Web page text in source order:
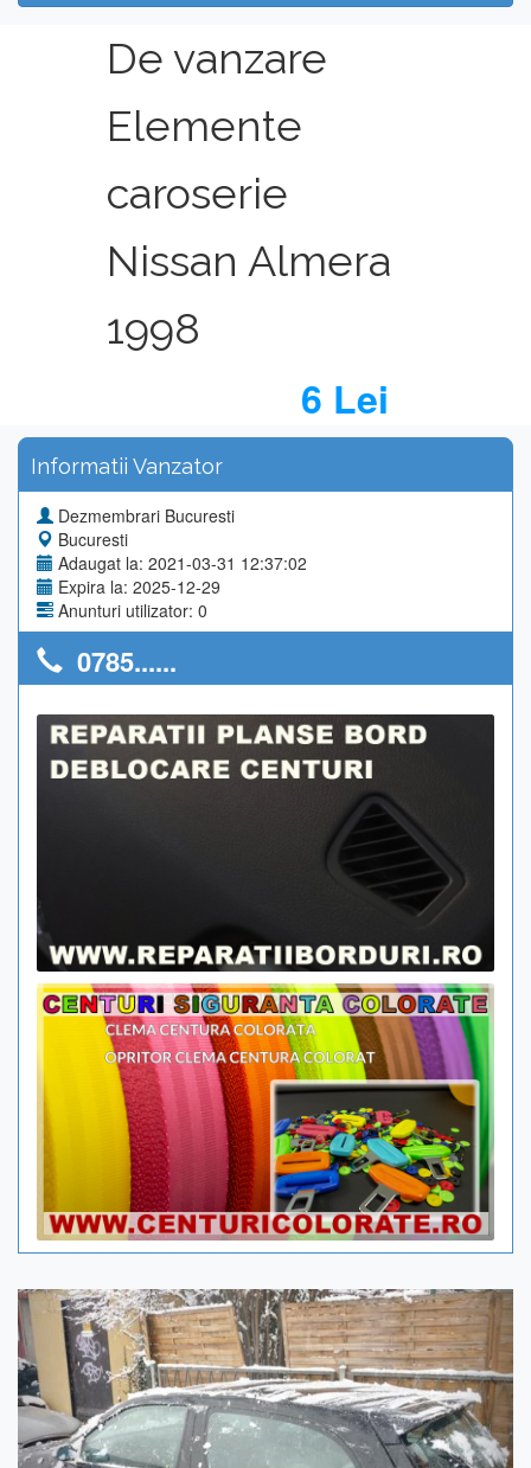
De vanzare
Elemente
caroserie
Nissan Almera
1998
6 Lei
Informatii Vanzator
Dezmembrari Bucuresti
Bucuresti
Adaugat la: 2021-03-31 12:37:02
Expira la: 2025-12-29
Anunturi utilizator: 0
0785......
Previous Next